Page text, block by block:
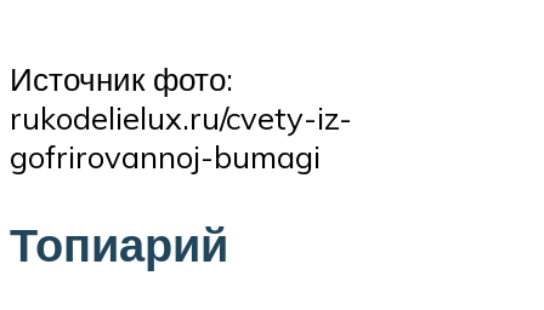
Источник фото:
rukodelielux.ru/cvety-iz-
gofrirovannoj-bumagi
Топиарий